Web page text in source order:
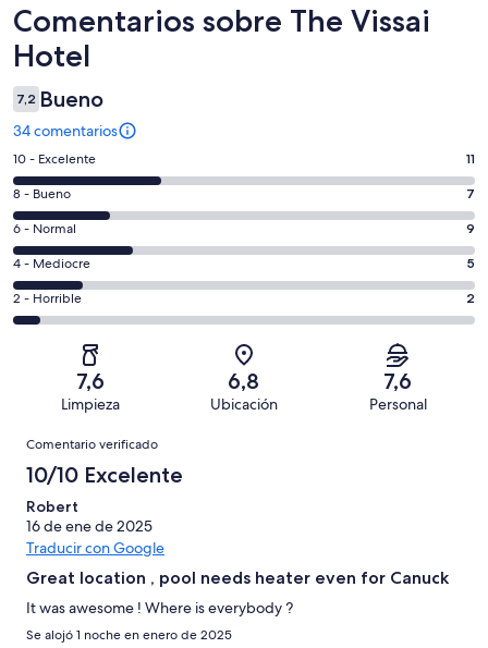
Comentarios
Comentarios sobre The Vissai
Hotel
7,2 Bueno
34 comentarios
11
comentarios
de
un
total
de
34
con
puntuación
10 - Excelente 11
7
comentarios
de
un
total
de
34
puntuación
Bueno
8 - Bueno 7
9
comentarios
de
un
total
puntuación
Normal
6 - Normal 9
5
comentarios
de
una
puntuación
Mediocre
4 - Mediocre 5
2
comentarios
34
una
puntuación
de
Horrible
2 - Horrible 2
7,6
Limpieza
6,8
Ubicación
7,6
Personal
Comentarios
Comentario verificado
10/10 Excelente
Robert
16 de ene de 2025
Traducir con Google
Great location , pool needs heater even for Canuck
It was awesome ! Where is everybody ?
Se alojó 1 noche en enero de 2025